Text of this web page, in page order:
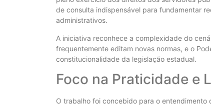
de consulta indispensável para fundamentar
administrativos.
​A iniciativa reconhece a complexidade do
frequentemente editam novas normas, e o
constitucionalidade da legislação estadual.
​Foco na Praticidade e
​O trabalho foi concebido para o